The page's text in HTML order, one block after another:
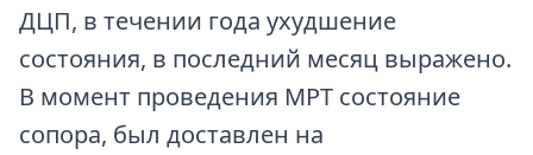
ДЦП, в течении года ухудшение
состояния, в последний месяц выражено.
В момент проведения МРТ состояние
сопора, был доставлен на